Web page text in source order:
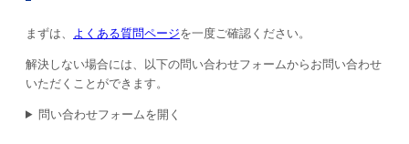
まずは、 よくある質問ページを一度ご確認ください。
解決しない場合には、以下の問い合わせフォームからお問い合わせ
いただくことができます。
問い合わせフォームを開く